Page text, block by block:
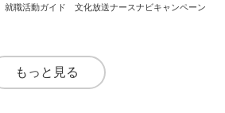
就職活動ガイド
文化放送ナースナビキャンペーン
もっと見る